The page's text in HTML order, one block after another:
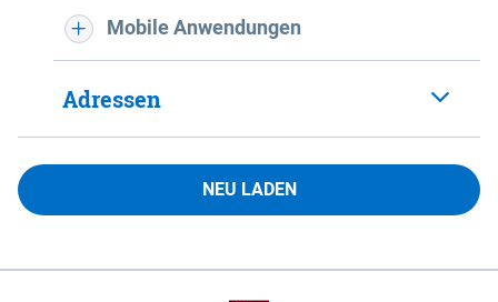
Mobile Anwendungen
Adressen
NEU LADEN